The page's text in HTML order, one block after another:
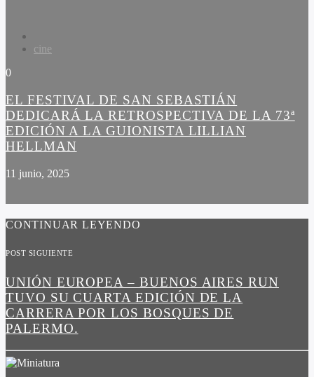
cine
0
EL FESTIVAL DE SAN SEBASTIÁN
DEDICARÁ LA RETROSPECTIVA DE LA 73ª
EDICIÓN A LA GUIONISTA LILLIAN
HELLMAN
11 junio, 2025
CONTINUAR LEYENDO
POST SIGUIENTE
UNIÓN EUROPEA – BUENOS AIRES RUN
TUVO SU CUARTA EDICIÓN DE LA
CARRERA POR LOS BOSQUES DE
PALERMO.